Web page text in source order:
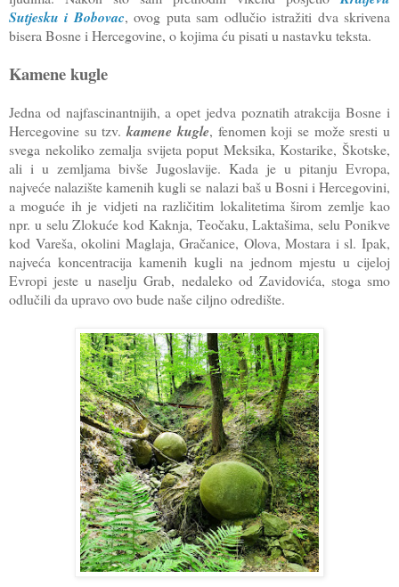
Sutjesku i Bobovac, ovog puta sam odlučio istražiti dva skrivena
bisera Bosne i Hercegovine, o kojima ću pisati u nastavku teksta.
Kamene kugle
Jedna od najfascinantnijih, a opet jedva poznatih atrakcija Bosne i
Hercegovine su tzv.kamene kugle, fenomen koji se može sresti u
svega nekoliko zemalja svijeta poput Meksika, Kostarike, Škotske,
ali i u zemljama bivše Jugoslavije. Kada je u pitanju Evropa,
najveće nalazište kamenih kugli se nalazi baš u Bosni i Hercegovini,
a moguće ih je vidjeti na različitim lokalitetima širom zemlje kao
npr. u selu Zlokuće kod Kaknja, Teočaku, Laktašima, selu Ponikve
kod Vareša, okolini Maglaja, Gračanice, Olova, Mostara i sl. Ipak,
najveća koncentracija kamenih kugli na jednom mjestu u cijeloj
Evropi jeste u naselju Grab, nedaleko od Zavidovića, stoga smo
odlučili da upravo ovo bude naše ciljno odredište.